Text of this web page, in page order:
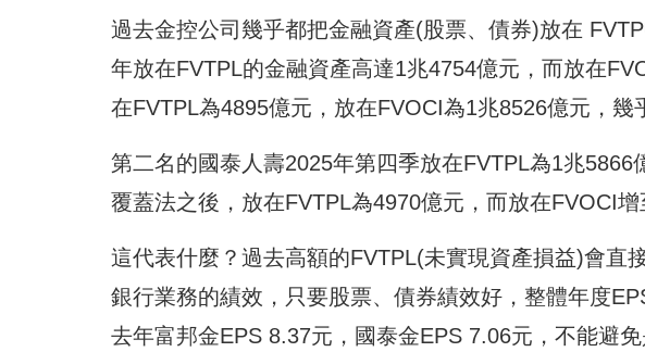
過去金控公司幾乎都把金融資產(股票、債券)放在
年放在FVTPL的金融資產高達1兆4754億元，而放在
在FVTPL為4895億元，放在FVOCI為1兆8526億元，幾
第二名的國泰人壽2025年第四季放在FVTPL為1兆
覆蓋法之後，放在FVTPL為4970億元，而放在FVOCI增
這代表什麼？過去高額的FVTPL(未實現資產損益)會直
銀行業務的績效，只要股票、債券績效好，整體年度
去年富邦金EPS 8.37元，國泰金EPS 7.06元，不能避